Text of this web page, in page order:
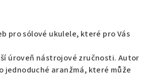
pro sólové ukulele, které pro Vás
úroveň nástrojové zručnosti. Autor
jednoduché aranžmá, které může